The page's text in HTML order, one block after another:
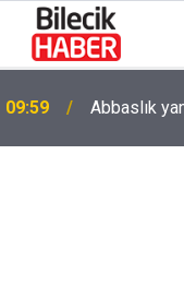
09:59 Abbaslık